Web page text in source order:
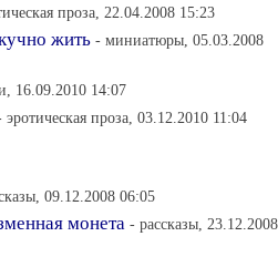
проза, 22.04.2008 15:23
жить - миниатюры, 05.03.2008
16.09.2010 14:07
эротическая проза, 03.12.2010 11:04
09.12.2008 06:05
монета - рассказы, 23.12.2008